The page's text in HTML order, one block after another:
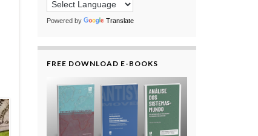
Powered by Translate
FREE DOWNLOAD E-BOOKS